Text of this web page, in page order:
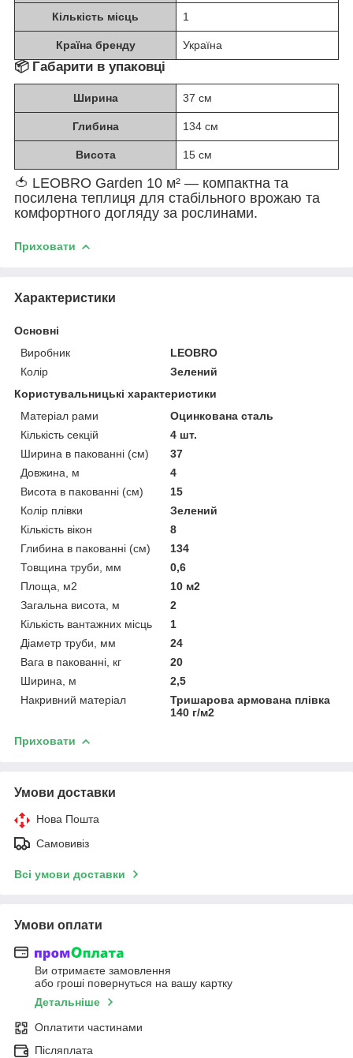
Кількість місць 1
Країна бренду Україна
📦 Габарити в упаковці
Ширина 37 см
Глибина 134 см
Висота 15 см
🍅 LEOBRO Garden 10 м² — компактна та
посилена теплиця для стабільного врожаю та
комфортного догляду за рослинами.
Приховати
Характеристики
Основні
Виробник
LEOBRO
Колір
Зелений
Користувальницькі характеристики
Матеріал рами
Оцинкована сталь
Кількість секцій
4 шт.
Ширина в пакованні (см)
37
Довжина, м
4
Висота в пакованні (см)
15
Колір плівки
Зелений
Кількість вікон
8
Глибина в пакованні (см)
134
Товщина труби, мм
0,6
Площа, м2
10 м2
Загальна висота, м
2
Кількість вантажних місць
1
Діаметр труби, мм
24
Вага в пакованні, кг
20
Ширина, м
2,5
Накривний матеріал
Тришарова армована плівка
140 г/м2
Приховати
Умови доставки
Нова Пошта
Самовивіз
Всі умови доставки
Умови оплати
Ви отримаєте замовлення
або гроші повернуться на вашу картку
Детальніше
Оплатити частинами
Післяплата